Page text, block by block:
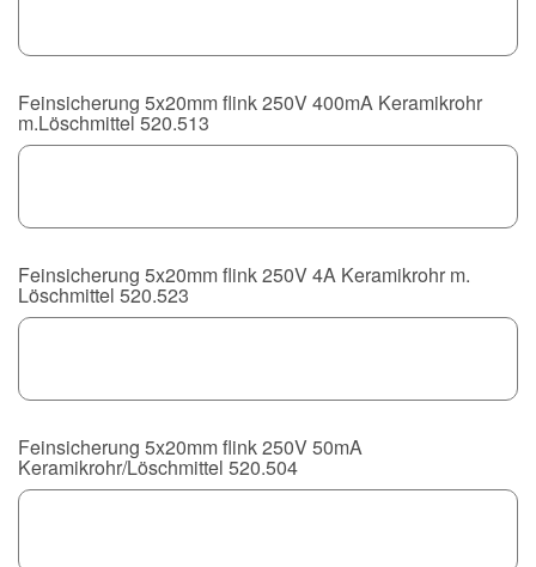
Feinsicherung 5x20mm flink 250V 400mA Keramikrohr
m.Löschmittel 520.513
Feinsicherung 5x20mm flink 250V 4A Keramikrohr m.
Löschmittel 520.523
Feinsicherung 5x20mm flink 250V 50mA
Keramikrohr/Löschmittel 520.504